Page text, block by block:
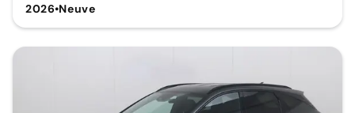
2026•Neuve